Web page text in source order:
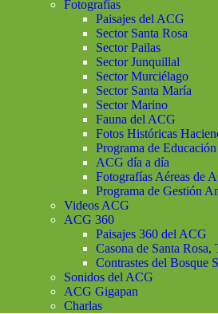
Fotografías
Paisajes del ACG
Sector Santa Rosa
Sector Pailas
Sector Junquillal
Sector Murciélago
Sector Santa María
Sector Marino
Fauna del ACG
Fotos Históricas
Programa de
ACG día a día
Fotografías Aéreas de
Programa de Gestión
Videos ACG
ACG 360
Paisajes 360 del ACG
Casona de Santa
Contrastes del Bosque
Sonidos del ACG
ACG Gigapan
Charlas